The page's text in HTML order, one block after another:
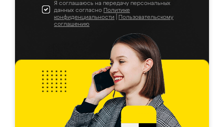
Я соглашаюсь на передачу персональных
данных согласно Политике
конфиденциальности
Пользовательскому
соглашению